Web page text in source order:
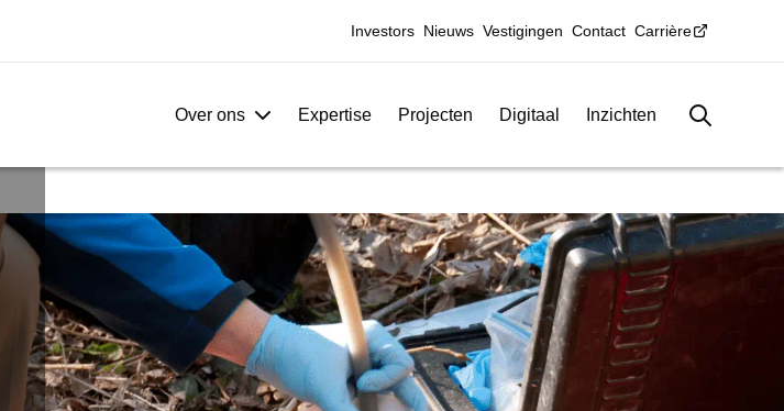
Investors Nieuws Vestigingen Contact Carrière
Over ons Expertise Projecten Digitaal Inzichten